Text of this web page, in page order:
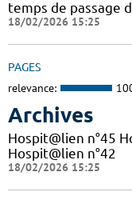
temps de passage
18/02/2026 15:25
PAGES
relevance:
Archives
Hospit@lien n°45
Hospit@lien n°42
18/02/2026 15:25